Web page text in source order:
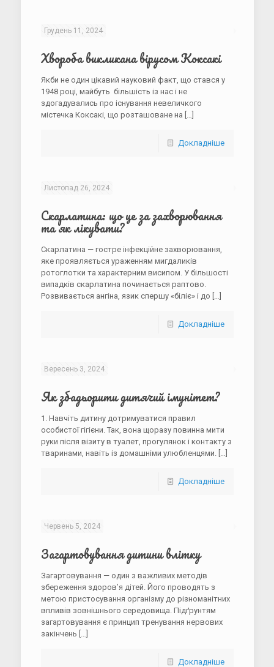
Грудень 11, 2024
Хвороба викликана вірусом Коксакі
Якби не один цікавий науковий факт, що стався у
1948 році, майбуть більшість із нас і не
здогадувались про існування невеличкого
містечка Коксакі, що розташоване на […]
Докладніше
Листопад 26, 2024
Скарлатина: що це за захворювання
та як лікувати?
Скарлатина — гостре інфекційне захворювання,
яке проявляється ураженням мигдаликів
ротоглотки та характерним висипом. У більшості
випадків скарлатина починається раптово.
Розвивається ангіна, язик спершу «біліє» і до […]
Докладніше
Вересень 3, 2024
Як збадьорити дитячий імунітет?
1. Навчіть дитину дотримуватися правил
особистої гігієни. Так, вона щоразу повинна мити
руки після візиту в туалет, прогу­лянок і контакту з
тваринами, навіть із домашніми улюбленцями.[…]
Докладніше
Червень 5, 2024
Загартовування дитини влітку
Загартовування — один з важливих методів
збереження здоров’я дітей. Його проводять з
метою пристосування організму до різноманітних
впливів зовнішнього середовища. Підґрунтям
загартовування є принцип тренування нервових
закінчень […]
Докладніше